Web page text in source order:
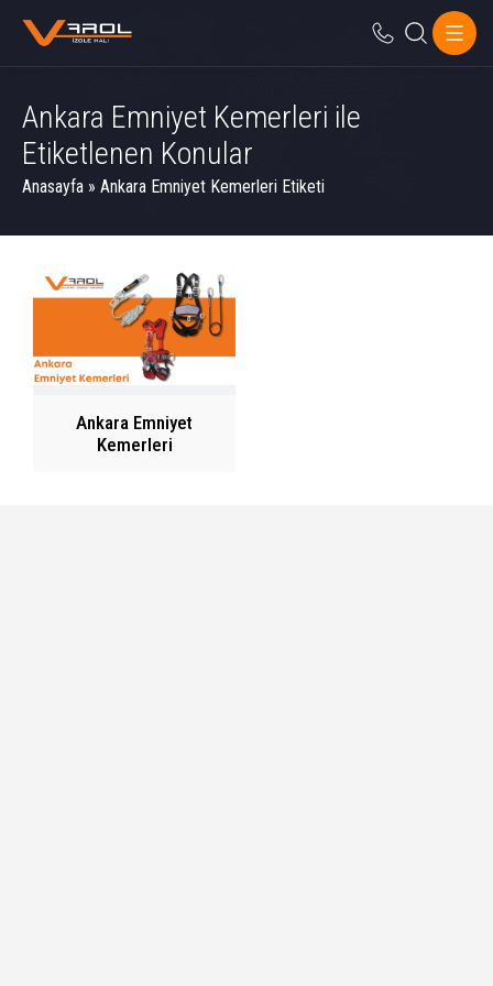
Ankara Emniyet Kemerleri ile
Etiketlenen Konular
Anasayfa » Ankara Emniyet Kemerleri Etiketi
Ankara Emniyet
Kemerleri